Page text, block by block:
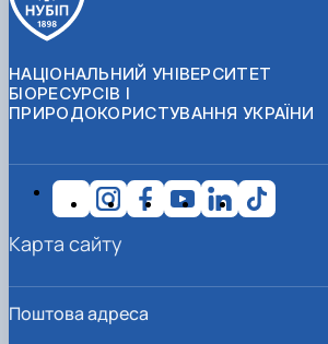
НАЦІОНАЛЬНИЙ УНІВЕРСИТЕТ
БІОРЕСУРСІВ І
ПРИРОДОКОРИСТУВАННЯ УКРАЇНИ
Поштова адреса
Карта сайту